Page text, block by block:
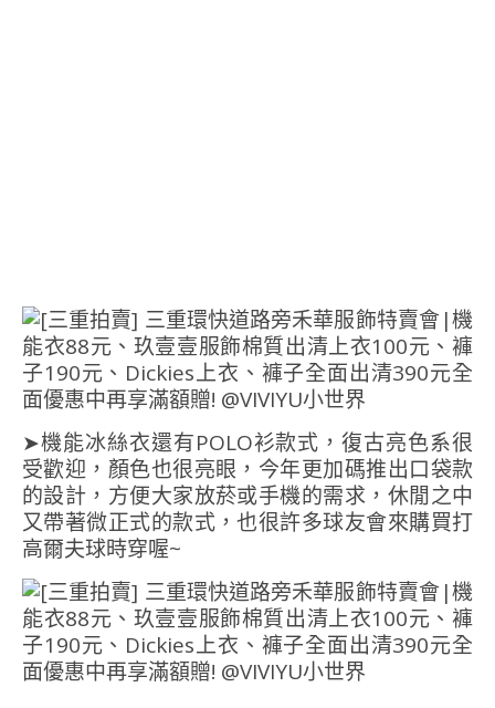
➤機能冰絲衣還有POLO衫款式，復古亮色系很
受歡迎，顏色也很亮眼，今年更加碼推出口袋款
的設計，方便大家放菸或手機的需求，休閒之中
又帶著微正式的款式，也很許多球友會來購買打
高爾夫球時穿喔~